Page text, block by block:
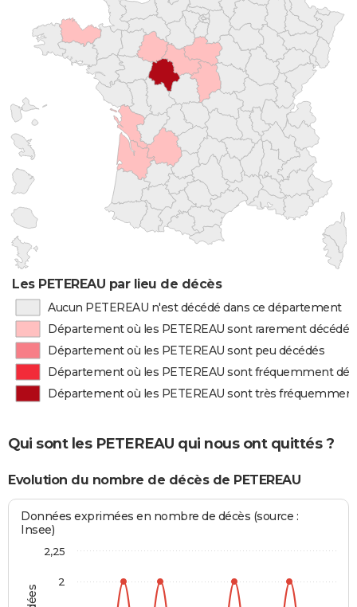
Les PETEREAU par lieu de décès
Aucun PETEREAU n'est décédé dans ce département
Département où les PETEREAU sont rarement décédés
Département où les PETEREAU sont peu décédés
Département où les PETEREAU sont fréquemment
Département où les PETEREAU sont très
Qui sont les PETEREAU qui nous ont quittés ?
Evolution du nombre de décès de PETEREAU
Données exprimées en nombre de décès (source :
Insee)
2
2,25